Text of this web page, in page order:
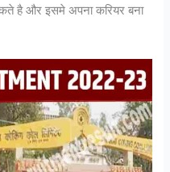
है और इसमे अपना करियर बना